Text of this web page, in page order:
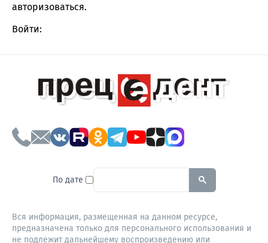
авторизоваться.
Войти:
По дате To search this site, enter a
Вся информация, размещенная на данном ресурсе,
предназначена только для персонального использования и
не подлежит дальнейшему воспроизведению или